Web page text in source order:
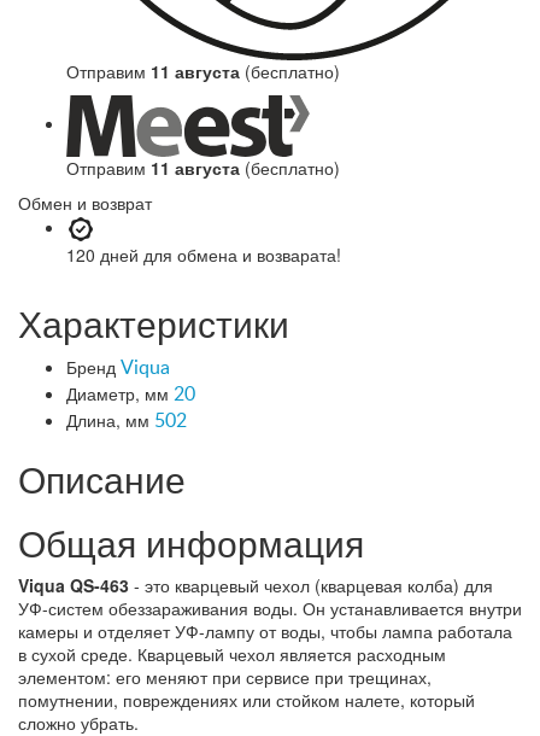
Отправим 11 августа (бесплатно)
Отправим 11 августа (бесплатно)
Обмен и возврат
120 дней для обмена и возварата!
Характеристики
Бренд Viqua
Диаметр, мм 20
Длина, мм 502
Описание
Общая информация
Viqua QS-463 - это кварцевый чехол (кварцевая колба) для
УФ-систем обеззараживания воды. Он устанавливается внутри
камеры и отделяет УФ-лампу от воды, чтобы лампа работала
в сухой среде. Кварцевый чехол является расходным
элементом: его меняют при сервисе при трещинах,
помутнении, повреждениях или стойком налете, который
сложно убрать.